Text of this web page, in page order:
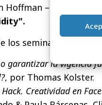
Hoffman –
los seminarios el
garantizar la vigencia
, por Thomas Kolster.
Creatividad en